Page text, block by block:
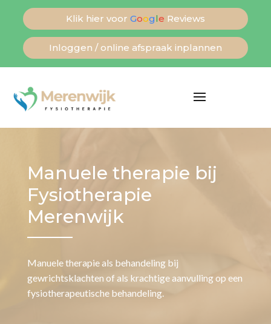
Klik hier voor Google Reviews
Inloggen / online afspraak inplannen
Manuele therapie bij
Fysiotherapie
Merenwijk
Manuele therapie als behandeling bij
gewrichtsklachten of als krachtige aanvulling op een
fysiotherapeutische behandeling.